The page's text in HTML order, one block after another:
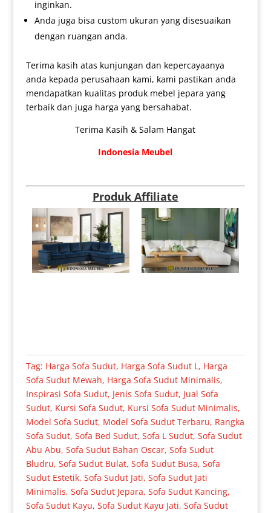
inginkan.
Anda juga bisa custom ukuran yang disesuaikan
dengan ruangan anda.
Terima kasih atas kunjungan dan kepercayaanya
anda kepada perusahaan kami, kami pastikan anda
mendapatkan kualitas produk mebel jepara yang
terbaik dan juga harga yang bersahabat.
Terima Kasih & Salam Hangat
Indonesia Meubel
Produk Affiliate
Tag: Harga Sofa Sudut, Harga Sofa Sudut L, Harga
Sofa Sudut Mewah, Harga Sofa Sudut Minimalis,
Inspirasi Sofa Sudut, Jenis Sofa Sudut, Jual Sofa
Sudut, Kursi Sofa Sudut, Kursi Sofa Sudut Minimalis,
Model Sofa Sudut, Model Sofa Sudut Terbaru, Rangka
Sofa Sudut, Sofa Bed Sudut, Sofa L Sudut, Sofa Sudut
Abu Abu, Sofa Sudut Bahan Oscar, Sofa Sudut
Bludru, Sofa Sudut Bulat, Sofa Sudut Busa, Sofa
Sudut Estetik, Sofa Sudut Jati, Sofa Sudut Jati
Minimalis, Sofa Sudut Jepara, Sofa Sudut Kancing,
Sofa Sudut Kayu, Sofa Sudut Kayu Jati, Sofa Sudut